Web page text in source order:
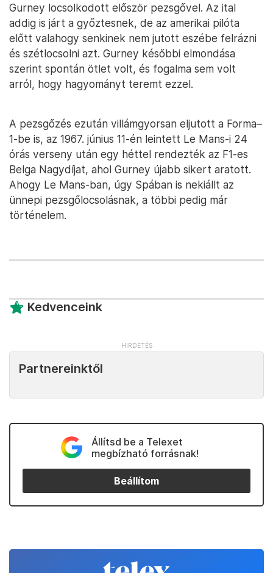
Gurney locsolkodott először pezsgővel. Az ital
addig is járt a győztesnek, de az amerikai pilóta
előtt valahogy senkinek nem jutott eszébe felrázni
és szétlocsolni azt. Gurney későbbi elmondása
szerint spontán ötlet volt, és fogalma sem volt
arról, hogy hagyományt teremt ezzel.
A pezsgőzés ezután villámgyorsan eljutott a Forma–
1-be is, az 1967. június 11-én leintett Le Mans-i 24
órás verseny után egy héttel rendezték az F1-es
Belga Nagydíjat, ahol Gurney újabb sikert aratott.
Ahogy Le Mans-ban, úgy Spában is nekiállt az
ünnepi pezsgőlocsolásnak, a többi pedig már
történelem.
Kedvenceink
Partnereinktől
Állítsd be a Telexet
megbízható forrásnak!
Beállítom